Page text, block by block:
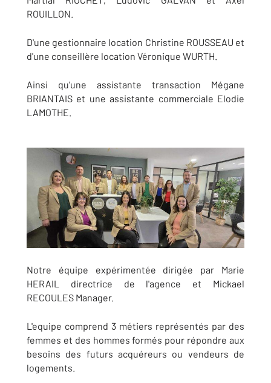
ROUILLON.
D'une gestionnaire location Christine ROUSSEAU et
d'une conseillère location Véronique WURTH.
Ainsi qu'une assistante transaction Mégane
BRIANTAIS et une assistante commerciale Elodie
LAMOTHE.
Notre équipe expérimentée dirigée par Marie
HERAIL directrice de l'agence et Mickael
RECOULES Manager.
L'equipe comprend 3 métiers représentés par des
femmes et des hommes formés pour répondre aux
besoins des futurs acquéreurs ou vendeurs de
logements.